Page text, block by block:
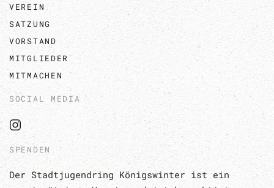
VEREIN
SATZUNG
VORSTAND
MITGLIEDER
MITMACHEN
SOCIAL MEDIA
SPENDEN
Der Stadtjugendring Königswinter ist ein